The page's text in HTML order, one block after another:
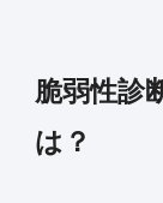
脆弱性診
は？